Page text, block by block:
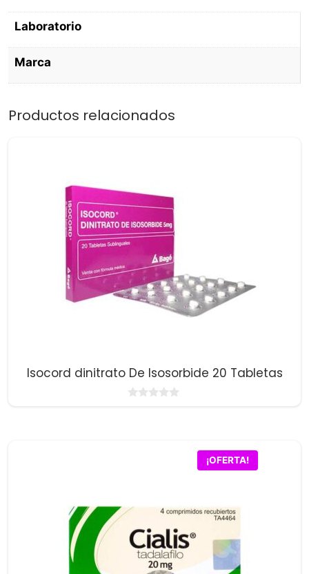
Laboratorio
Marca
Productos relacionados
Isocord dinitrato De Isosorbide 20 Tabletas
¡OFERTA!